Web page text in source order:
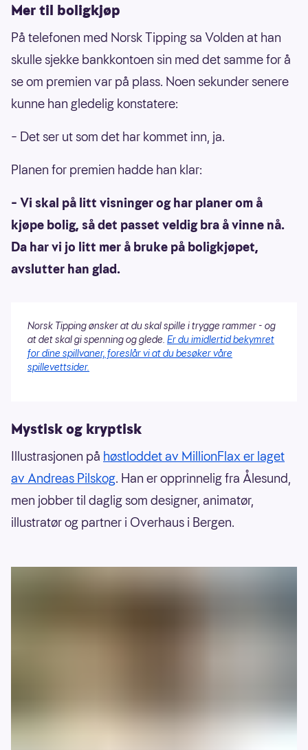
Mer til boligkjøp
På telefonen med Norsk Tipping sa Volden at han
skulle sjekke bankkontoen sin med det samme for å
se om premien var på plass. Noen sekunder senere
kunne han gledelig konstatere:
– Det ser ut som det har kommet inn, ja.
Planen for premien hadde han klar:
– Vi skal på litt visninger og har planer om å
kjøpe bolig, så det passet veldig bra å vinne nå.
Da har vi jo litt mer å bruke på boligkjøpet,
avslutter han glad.
Norsk Tipping ønsker at du skal spille i trygge rammer - og
at det skal gi spenning og glede. Er du imidlertid bekymret
for dine spillvaner, foreslår vi at du besøker våre
spillevettsider.
Mystisk og kryptisk
Illustrasjonen på høstloddet av MillionFlax er laget
av Andreas Pilskog. Han er opprinnelig fra Ålesund,
men jobber til daglig som designer, animatør,
illustratør og partner i Overhaus i Bergen.